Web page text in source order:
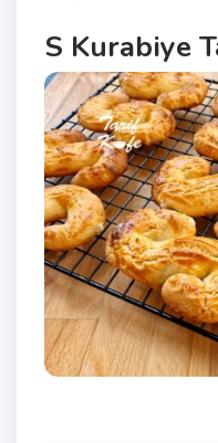
S Kurabiye